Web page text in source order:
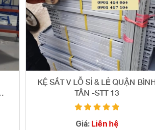
KỆ SẮT V LỖ SỈ & LẺ QUẬN
TÂN -STT 13
Giá: Liên hệ